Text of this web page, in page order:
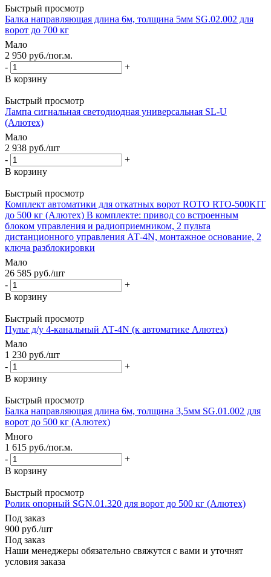
Быстрый просмотр
Балка направляющая длина 6м, толщина 5мм SG.02.002 для
ворот до 700 кг
Мало
2 950 руб./пог.м.
-
+
В корзину
Быстрый просмотр
Лампа сигнальная светодиодная универсальная SL-U
(Алютех)
Мало
2 938 руб./шт
-
+
В корзину
Быстрый просмотр
Комплект автоматики для откатных ворот ROTO RTO-500KIT
до 500 кг (Алютех) В комплекте: привод со встроенным
блоком управления и радиоприемником, 2 пульта
дистанционного управления АТ-4N, монтажное основание, 2
ключа разблокировки
Мало
26 585 руб./шт
-
+
В корзину
Быстрый просмотр
Пульт д/у 4-канальный АТ-4N (к автоматике Алютех)
Мало
1 230 руб./шт
-
+
В корзину
Быстрый просмотр
Балка направляющая длина 6м, толщина 3,5мм SG.01.002 для
ворот до 500 кг (Алютех)
Много
1 615 руб./пог.м.
-
+
В корзину
Быстрый просмотр
Ролик опорный SGN.01.320 для ворот до 500 кг (Алютех)
Под заказ
900 руб./шт
Под заказ
Наши менеджеры обязательно свяжутся с вами и уточнят
условия заказа